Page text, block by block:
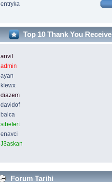
entryka
Top 10 Thank You Receive
anvil
admin
ayan
klewx
diazem
davidof
balca
sibelert
enavci
J3askan
Forum Tarihi